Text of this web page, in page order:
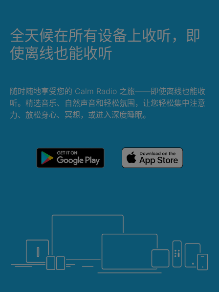
全天候在所有设备上收听，即
使离线也能收听
随时随地享受您的 Calm Radio 之旅——即使离线也能收
听。精选音乐、自然声音和轻松氛围，让您轻松集中注意
力、放松身心、冥想，或进入深度睡眠。